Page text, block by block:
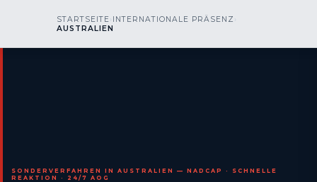
nos
engineering
RUFEN SIE UNS AN AOG 24/7
SONDERVERFAHREN IN AUSTRALIEN — NADCAP · SCHNELLE
REAKTION · 24/7 AOG
STARTSEITE INTERNATIONALE PRÄSENZ
AUSTRALIEN